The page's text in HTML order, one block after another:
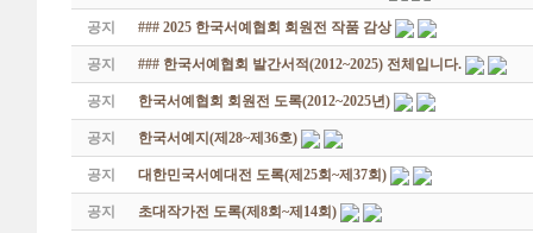
공지 ### 2025 한국서예협회 회원전 작품 감상
공지 ### 한국서예협회 발간서적(2012~2025) 전체입니다.
공지 한국서예협회 회원전 도록(2012~2025년)
공지 한국서예지(제28~제36호)
공지 대한민국서예대전 도록(제25회~제37회)
공지 초대작가전 도록(제8회~제14회)